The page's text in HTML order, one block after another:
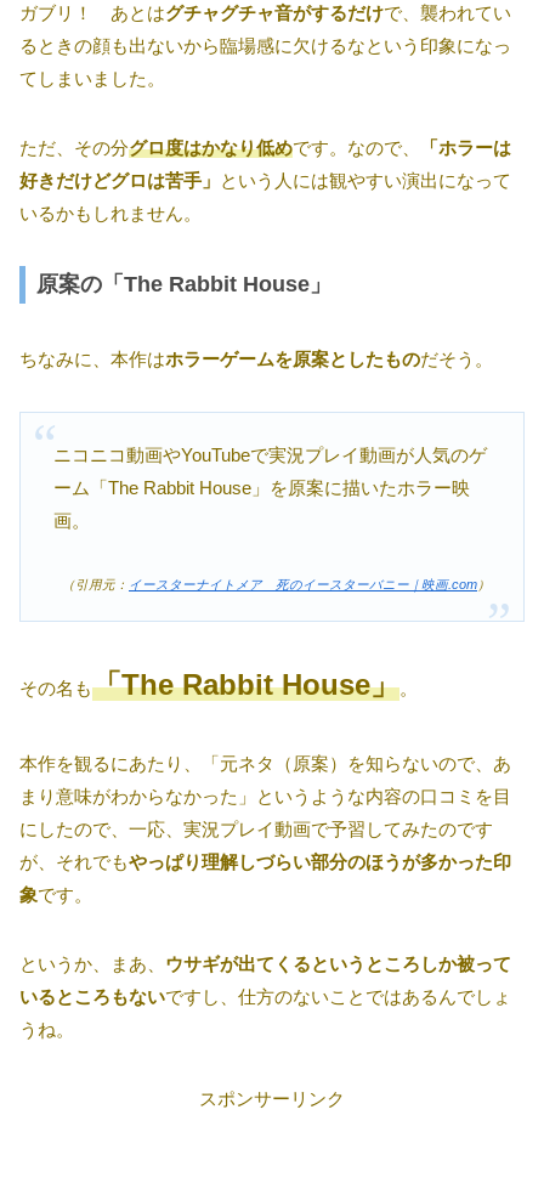
ガブリ！ あとはグチャグチャ音がするだけで、襲われてい
るときの顔も出ないから臨場感に欠けるなという印象になっ
てしまいました。
ただ、その分グロ度はかなり低めです。なので、
「ホラーは
好きだけどグロは苦手」 という人には観やすい演出になって
いるかもしれません。
原案の「The Rabbit House」
ちなみに、本作はホラーゲームを原案としたものだそう。
ニコニコ動画やYouTubeで実況プレイ動画が人気のゲ
ーム「The Rabbit House」を原案に描いたホラー映
画。
（引用元： イースターナイトメア 死のイースターバニー｜映画.com ）
その名も「The Rabbit House」。
本作を観るにあたり、「元ネタ（原案）を知らないので、あ
まり意味がわからなかった」というような内容の口コミを目
にしたので、一応、実況プレイ動画で予習してみたのです
が、それでもやっぱり理解しづらい部分のほうが多かった印
象です。
というか、まあ、 ウサギが出てくるというところしか被って
いるところもないですし、仕方のないことではあるんでしょ
うね。
スポンサーリンク